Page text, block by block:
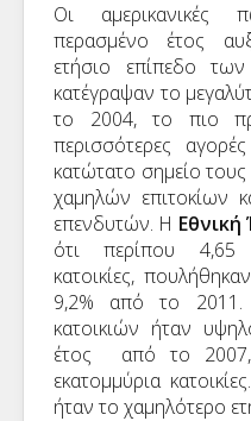
Οι αμερικανικές
περασμένο έτος
ετήσιο επίπεδο
κατέγραψαν το
το 2004, το πιο
περισσότερες
κατώτατο σημείο
χαμηλών επιτοκίων
επενδυτών. Η
ότι περίπου 4,65
κατοικίες,
9,2% από το 2011.
κατοικιών ήταν
έτος από το 2007,
εκατομμύρια
ήταν το χαμηλότερο